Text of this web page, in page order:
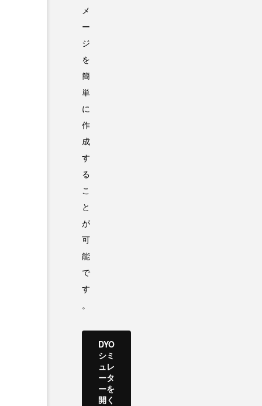
メ
ー
ジ
を
簡
単
に
作
成
す
る
こ
と
が
可
能
で
す
。
DYO
シミ
ュレ
ータ
ーを
開く